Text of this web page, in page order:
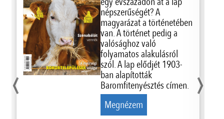
népszerűségét? A
magyarázat a történetében
van. A történet pedig a
valósághoz való
folyamatos alakulásról
szól. A lap elődjét 1903-
ban alapították
Baromfitenyésztés címen.
Megnézem
‹ ›